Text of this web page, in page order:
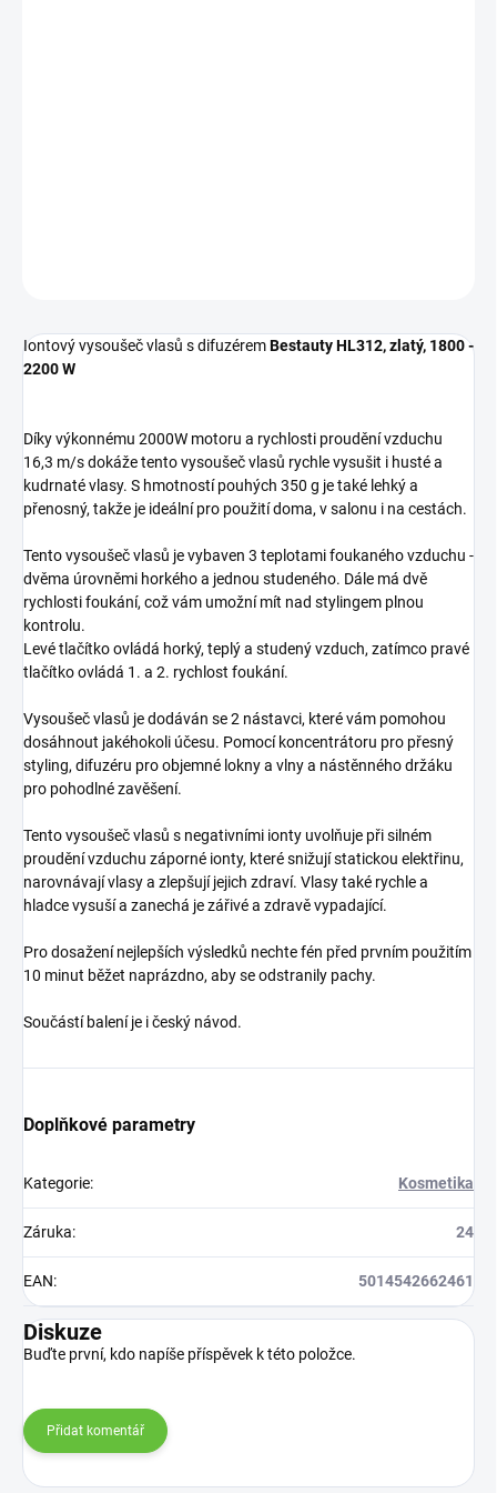
Iontový vysoušeč vlasů s difuzéremBestauty HL312, zlatý, 1800 -
2200 W
Díky výkonnému 2000W motoru a rychlosti proudění vzduchu
16,3 m/s dokáže tento vysoušeč vlasů rychle vysušit i husté a
kudrnaté vlasy. S hmotností pouhých 350 g je také lehký a
přenosný, takže je ideální pro použití doma, v salonu i na cestách.
Tento vysoušeč vlasů je vybaven 3 teplotami foukaného vzduchu -
dvěma úrovněmi horkého a jednou studeného. Dále má dvě
rychlosti foukání, což vám umožní mít nad stylingem plnou
kontrolu.
Levé tlačítko ovládá horký, teplý a studený vzduch, zatímco pravé
tlačítko ovládá 1. a 2. rychlost foukání.
Vysoušeč vlasů je dodáván se 2 nástavci, které vám pomohou
dosáhnout jakéhokoli účesu. Pomocí koncentrátoru pro přesný
styling, difuzéru pro objemné lokny a vlny a nástěnného držáku
pro pohodlné zavěšení.
Tento vysoušeč vlasů s negativními ionty uvolňuje při silném
proudění vzduchu záporné ionty, které snižují statickou elektřinu,
narovnávají vlasy a zlepšují jejich zdraví. Vlasy také rychle a
hladce vysuší a zanechá je zářivé a zdravě vypadající.
Pro dosažení nejlepších výsledků nechte fén před prvním použitím
10 minut běžet naprázdno, aby se odstranily pachy.
Součástí balení je i český návod.
Doplňkové parametry
Kategorie: Kosmetika
Záruka: 24
EAN: 5014542662461
Diskuze
Buďte první, kdo napíše příspěvek k této položce.
Přidat komentář